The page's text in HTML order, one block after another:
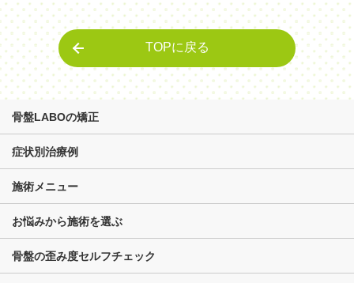
TOPに戻る
骨盤LABOの矯正
症状別治療例
施術メニュー
お悩みから施術を選ぶ
骨盤の歪み度セルフチェック